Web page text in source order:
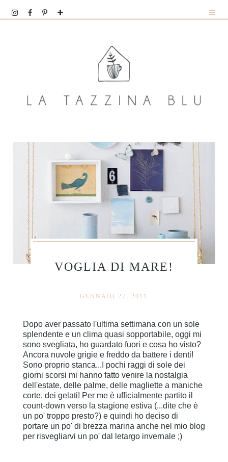
VOGLIA DI MARE!
GENNAIO 27, 2011
Dopo aver passato l'ultima settimana con un sole
splendente e un clima quasi sopportabile, oggi mi
sono svegliata, ho guardato fuori e cosa ho visto?
Ancora nuvole grigie e freddo da battere i denti!
Sono proprio stanca...I pochi raggi di sole dei
giorni scorsi mi hanno fatto venire la nostalgia
dell'estate, delle palme, delle magliette a maniche
corte, dei gelati! Per me è ufficialmente partito il
count-down verso la stagione estiva (...dite che è
un po' troppo presto?) e quindi ho deciso di
portare un po' di brezza marina anche nel mio blog
per risvegliarvi un po' dal letargo invernale ;)